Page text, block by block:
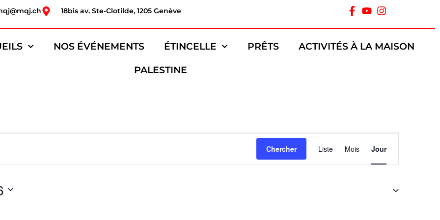
18bis av. Ste-Clotilde, 1205 Genève
NOS ÉVÉNEMENTS ÉTINCELLE PRÊTS ACTIVITÉS À LA MAISON
PALESTINE
Chercher
de
Évènement
Liste Mois Jour